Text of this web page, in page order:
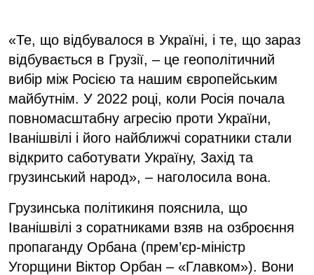
«Те, що відбувалося в Україні, і те, що зараз
відбувається в Грузії, – це геополітичний
вибір між Росією та нашим європейським
майбутнім. У 2022 році, коли Росія почала
повномасштабну агресію проти України,
Іванішвілі і його найближчі соратники стали
відкрито саботувати Україну, Захід та
грузинський народ», – наголосила вона.
Грузинська політикиня пояснила, що
Іванішвілі з соратниками взяв на озброєння
пропаганду Орбана (прем’єр-міністр
Угорщини Віктор Орбан – «Главком»). Вони